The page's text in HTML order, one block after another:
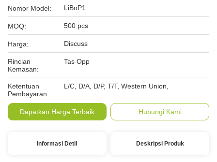
Nomor Model: LiBoP1
MOQ: 500 pcs
Harga: Discuss
Rincian
Kemasan:
Tas Opp
Ketentuan
Pembayaran:
L/C, D/A, D/P, T/T, Western Union,
Dapatkan Harga Terbaik Hubungi Kami
Informasi Detil Deskripsi Produk